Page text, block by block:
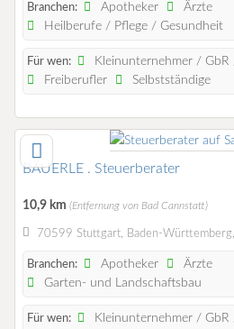
Branchen: Apotheker
Ärzte
Heilberufe / Pflege / Gesundheit
Für wen:
Kleinunternehmer /
Freiberufler
Selbstständige
BÄUERLE . Steuerberater
10,9 km (Entfernung von Bad Cannstatt)
70599 Stuttgart, Baden-
Branchen: Apotheker
Ärzte
Garten- und Landschaftsbau
Für wen:
Kleinunternehmer /